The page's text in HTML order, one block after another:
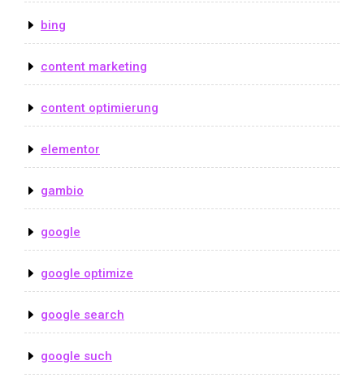
bing
content marketing
content optimierung
elementor
gambio
google
google optimize
google search
google such